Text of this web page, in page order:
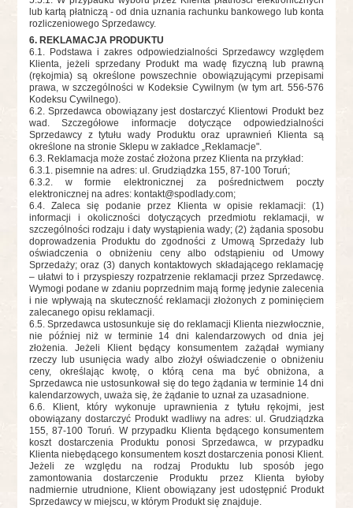
lub kartą płatniczą - od dnia uznania rachunku bankowego lub konta
rozliczeniowego Sprzedawcy.
6. REKLAMACJA PRODUKTU
6.1. Podstawa i zakres odpowiedzialności Sprzedawcy względem
Klienta, jeżeli sprzedany Produkt ma wadę fizyczną lub prawną
(rękojmia) są określone powszechnie obowiązującymi przepisami
prawa, w szczególności w Kodeksie Cywilnym (w tym art. 556-576
Kodeksu Cywilnego).
6.2. Sprzedawca obowiązany jest dostarczyć Klientowi Produkt bez
wad. Szczegółowe informacje dotyczące odpowiedzialności
Sprzedawcy z tytułu wady Produktu oraz uprawnień Klienta są
określone na stronie Sklepu w zakładce „Reklamacje".
6.3. Reklamacja może zostać złożona przez Klienta na przykład:
6.3.1. pisemnie na adres: ul. Grudziądzka 155, 87-100 Toruń;
6.3.2. w formie elektronicznej za pośrednictwem poczty
elektronicznej na adres: kontakt@spodlady.com;
6.4. Zaleca się podanie przez Klienta w opisie reklamacji: (1)
informacji i okoliczności dotyczących przedmiotu reklamacji, w
szczególności rodzaju i daty wystąpienia wady; (2) żądania sposobu
doprowadzenia Produktu do zgodności z Umową Sprzedaży lub
oświadczenia o obniżeniu ceny albo odstąpieniu od Umowy
Sprzedaży; oraz (3) danych kontaktowych składającego reklamację
– ułatwi to i przyspieszy rozpatrzenie reklamacji przez Sprzedawcę.
Wymogi podane w zdaniu poprzednim mają formę jedynie zalecenia
i nie wpływają na skuteczność reklamacji złożonych z pominięciem
zalecanego opisu reklamacji.
6.5. Sprzedawca ustosunkuje się do reklamacji Klienta niezwłocznie,
nie później niż w terminie 14 dni kalendarzowych od dnia jej
złożenia. Jeżeli Klient będący konsumentem zażądał wymiany
rzeczy lub usunięcia wady albo złożył oświadczenie o obniżeniu
ceny, określając kwotę, o którą cena ma być obniżona, a
Sprzedawca nie ustosunkował się do tego żądania w terminie 14 dni
kalendarzowych, uważa się, że żądanie to uznał za uzasadnione.
6.6. Klient, który wykonuje uprawnienia z tytułu rękojmi, jest
obowiązany dostarczyć Produkt wadliwy na adres: ul. Grudziądzka
155, 87-100 Toruń. W przypadku Klienta będącego konsumentem
koszt dostarczenia Produktu ponosi Sprzedawca, w przypadku
Klienta niebędącego konsumentem koszt dostarczenia ponosi Klient.
Jeżeli ze względu na rodzaj Produktu lub sposób jego
zamontowania dostarczenie Produktu przez Klienta byłoby
nadmiernie utrudnione, Klient obowiązany jest udostępnić Produkt
Sprzedawcy w miejscu, w którym Produkt się znajduje.